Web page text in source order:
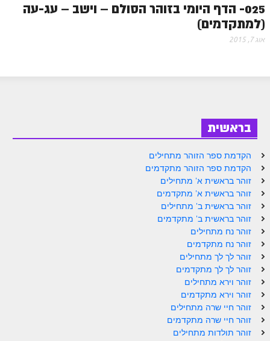
זוהר אחרי מות למתקדמים
הזוהר הקדוש – קדושים למתחילים
הזוהר הקדוש פרשת בהר למתחילים
זוהר בחוקותי למתחילים
זוהר הקדוש בחוקותי למתקדמים
ספר הזוהר – במדבר
זוהר במדבר מתקדמים
זוהר נשא למתחילים
זוהר נשא למתקדמים
זוהר בהעלותך למתחילים
025- הדף היומי בזוהר הסולם – וישב – עג-עה
(למתקדמים)
אוג 7, 2015
בראשית
הקדמת ספר הזוהר מתחילים
הקדמת ספר הזוהר מתקדמים
זוהר בראשית א' מתחילים
זוהר בראשית א' מתקדמים
זוהר בראשית ב' מתחילים
זוהר בראשית ב' מתקדמים
זוהר נח מתחילים
זוהר נח מתקדמים
זוהר לך לך מתחילים
זוהר לך לך מתקדמים
זוהר וירא מתחילים
זוהר וירא מתקדמים
זוהר חיי שרה מתחילים
זוהר חיי שרה מתקדמים
זוהר תולדות מתחילים